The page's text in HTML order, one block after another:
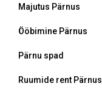
Majutus Pärnus
Ööbimine Pärnus
Pärnu spad
Ruumide rent Pärnus